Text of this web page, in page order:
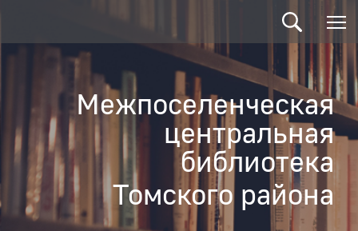
Межпоселенческая
центральная
библиотека
Томского района